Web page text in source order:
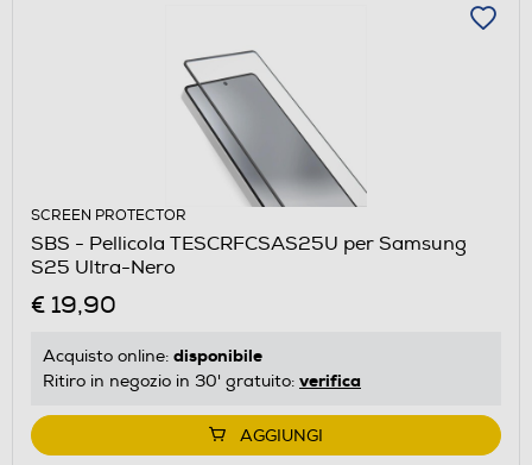
SCREEN PROTECTOR
SBS - Pellicola TESCRFCSAS25U per Samsung
S25 Ultra-Nero
€ 19,90
Acquisto online: disponibile
Ritiro in negozio in 30' gratuito: verifica
AGGIUNGI